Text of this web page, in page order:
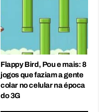
Flappy Bird, Pou e mais: 8
jogos que faziam a gente
colar no celular na época
do 3G